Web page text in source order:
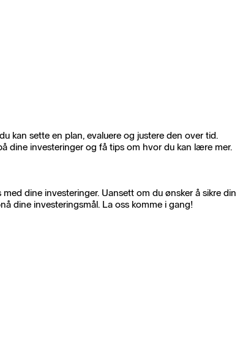
kan sette en plan, evaluere og justere den over tid.
dine investeringer og få tips om hvor du kan lære mer.
dine investeringer. Uansett om du ønsker å sikre din
dine investeringsmål. La oss komme i gang!